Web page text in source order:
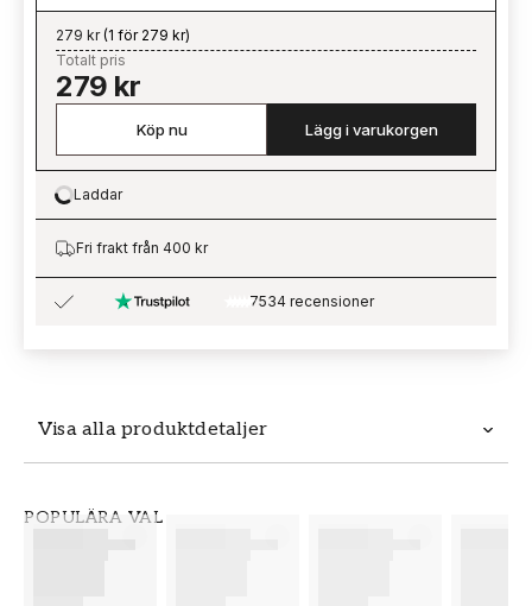
Visa alla produktdetaljer
POPULÄRA VAL
279 kr(1 för 279 kr)
Totalt pris
279 kr
Köp nu Lägg i varukorgen
Loading…
Laddar
Fri frakt från 400 kr
7534 recensioner